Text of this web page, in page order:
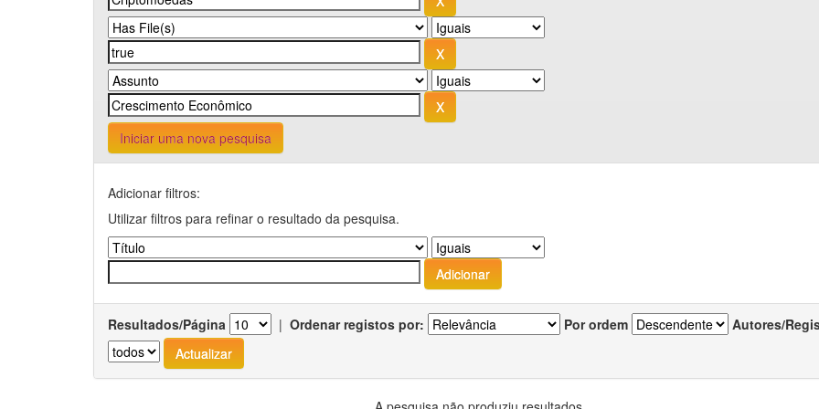
Iniciar uma nova pesquisa
Adicionar filtros:
Utilizar filtros para refinar o resultado da pesquisa.
Resultados/Página | Ordenar registos por: Por ordem Autores/